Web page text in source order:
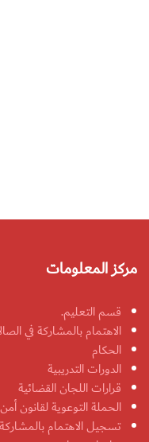
مركز المعلومات
قسم التعليم.
الاهتمام بالمشاركة في
الحكام
الدورات التدريبية
قرارات اللجان القضائية
الحملة التوعوية لقانون
تسجيل الاهتمام